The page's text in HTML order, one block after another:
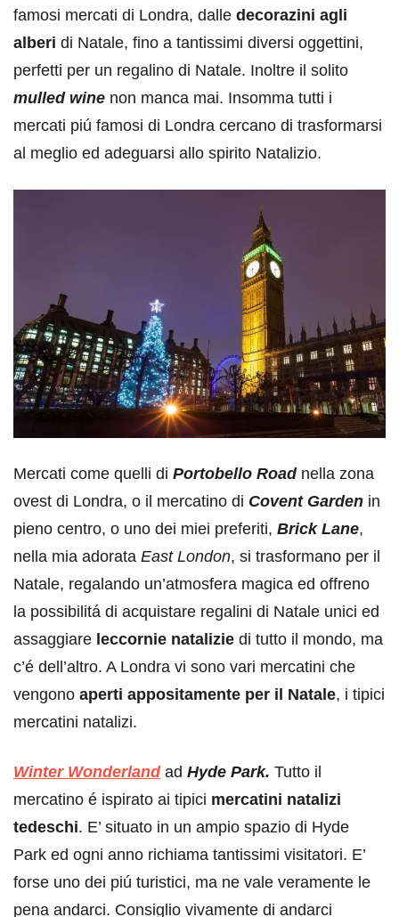
famosi mercati di Londra, dalle decorazini agli
alberi di Natale, fino a tantissimi diversi oggettini,
perfetti per un regalino di Natale. Inoltre il solito
mulled wine non manca mai. Insomma tutti i
mercati piú famosi di Londra cercano di trasformarsi
al meglio ed adeguarsi allo spirito Natalizio.
Mercati come quelli di Portobello Roadnella zona
ovest di Londra, o il mercatino di Covent Garden in
pieno centro, o uno dei miei preferiti, Brick Lane,
nella mia adorata East London, si trasformano per il
Natale, regalando un’atmosfera magica ed offreno
la possibilitá di acquistare regalini di Natale unici ed
assaggiare leccornie natalizie di tutto il mondo, ma
c’é dell’altro. A Londra vi sono vari mercatini che
vengono aperti appositamente per il Natale, i tipici
mercatini natalizi.
Winter Wonderlandad Hyde Park. Tutto il
mercatino é ispirato ai tipici mercatini natalizi
tedeschi. E’ situato in un ampio spazio di Hyde
Park ed ogni anno richiama tantissimi visitatori. E’
forse uno dei piú turistici, ma ne vale veramente le
pena andarci. Consiglio vivamente di andarci